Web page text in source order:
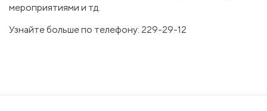
мероприятиями и тд.
Узнайте больше по телефону: 229-29-12